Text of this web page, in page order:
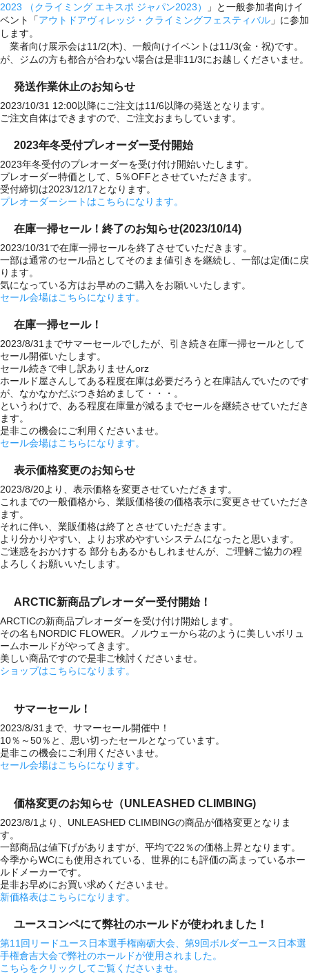
2023 （クライミング エキスポ ジャパン2023）
」と一般参加者向けイ
ベント「アウトドアヴィ レッジ・クライミングフェスティバル 」に参加
します。
業者向け展示会は11/2(木)、一般向けイベントは11/3(金・祝)です。
が、ジムの方も都合が合わない場合は是非11/3にお越しくださいませ。
発送作業休止のお知らせ
2023/10/31 12:00以降にご注文は11/6以降の発送となります。
ご注文自体はできますので、ご注文おまちしています。
2023年冬受付プレオーダー受付開始
2023年冬受付のプレオーダーを受け付け開始いたします。
プレオーダー特価として、5％OFFとさせていただきます。
受付締切は2023/12/17となります。
プレオーダーシートはこちらになります。
在庫一掃セール！終了のお知らせ(2023/10/14)
2023/10/31で在庫一掃セールを終了させていただきます。
一部は通常のセール品としてそのまま値引きを継続し、一部は定価に戻
ります。
気になっている方はお早めのご購入をお願いいたします。
セール会場はこちらになります。
在庫一掃セール！
2023/8/31までサマーセールでしたが、引き続き在庫一掃セールとして
セール開催いたします。
セール続きで申し訳ありませんorz
ホールド屋さんしてある程度在庫は必要だろうと在庫詰んでいたのです
が、なかなかだぶつき始めまして・・・。
というわけで、ある程度在庫量が減るまでセールを継続させていただき
ます。
是非この機会にご利用くださいませ。
セール会場はこちらになります。
表示価格変更のお知らせ
2023/8/20より、表示価格を変更させていただきます。
これまでの一般価格から、業販価格後の価格表示に変更させていただき
ます。
それに伴い、業販価格は終了とさせていただきます。
より分かりやすい、よりお求めやすいシステムになったと思います。
ご迷惑をおかけする 部分もあるかもしれませんが、ご理解ご協力の程
よろしくお願いいたします。
ARCTIC新商品プレオーダー受付開始！
ARCTICの新商品プレオーダーを受け付け開始します。
その名もNORDIC FLOWER。ノルウェーから花のように美しいボリュ
ームホールドがやってきます。
美しい商品ですので是非ご検討くださいませ。
ショップはこちらになります。
サマーセール！
2023/8/31まで、サマーセール開催中！
10％～50％と、思い切ったセールとなっています。
是非この機会にご利用くださいませ。
セール会場はこちらになります。
価格変更のお知らせ（UNLEASHED CLIMBING)
2023/8/1より、UNLEASHED CLIMBINGの商品が価格変更となりま
す。
一部商品は値下げがありますが、平均で22％の価格上昇となります。
今季からWCにも使用されている、世界的にも評価の高まっているホー
ルドメーカーです。
是非お早めにお買い求めくださいませ。
新価格表はこちらになります。
ユースコンペにて弊社のホールドが使われました！
第11回リードユース日本選手権南砺大会、第9回ボルダーユース日本選
手権倉吉大会で弊社のホールドが使用されました。
こちらをクリックしてご覧くださいませ。